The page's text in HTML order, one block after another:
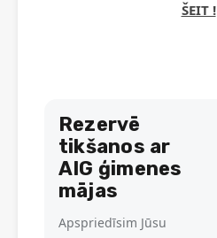
ŠEIT !
Rezervē
tikšanos ar
AIG ģimenes
mājas
Apspriedīsim Jūsu